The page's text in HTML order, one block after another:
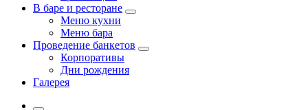
В баре и ресторане
Меню кухни
Меню бара
Проведение банкетов
Корпоративы
Дни рождения
Галерея